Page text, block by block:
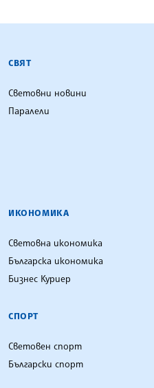
АГЕНЦИЯ
СВЯТ
Световни новини
Паралели
ИКОНОМИКА
Световна икономика
Българска икономика
Бизнес Куриер
СПОРТ
Световен спорт
Български спорт